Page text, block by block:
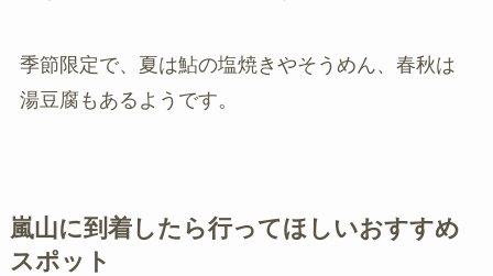
季節限定で、夏は鮎の塩焼きやそうめん、春秋は
湯豆腐もあるようです。
嵐山に到着したら行ってほしいおすすめ
スポット